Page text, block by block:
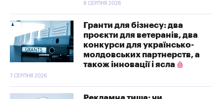
8 СЕРПНЯ 2026
Гранти для бізнесу: два
проєкти для ветеранів, два
конкурси для українсько-
молдовських партнерств, а
також інновації і ясла
7 СЕРПНЯ 2026